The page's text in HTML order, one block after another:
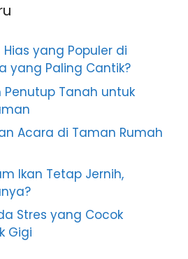
yang Populer di
yang Paling Cantik?
Tanah untuk
Acara di Taman Rumah
Ikan Tetap Jernih,
Stres yang Cocok
Gigi